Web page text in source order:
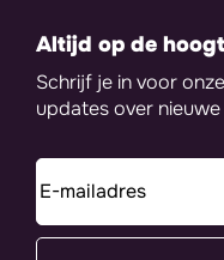
Altijd op de
Schrijf je in voor
updates over